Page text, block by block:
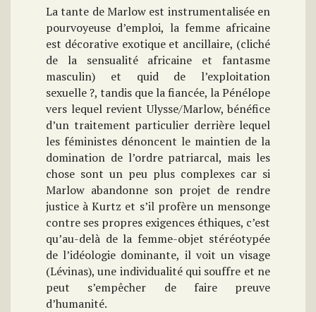
La tante de Marlow est instrumentalisée en
pourvoyeuse d’emploi, la femme africaine
est décorative exotique et ancillaire, (cliché
de la sensualité africaine et fantasme
masculin) et quid de l’exploitation
sexuelle ?, tandis que la fiancée, la Pénélope
vers lequel revient Ulysse/Marlow, bénéfice
d’un traitement particulier derrière lequel
les féministes dénoncent le maintien de la
domination de l’ordre patriarcal, mais les
chose sont un peu plus complexes car si
Marlow abandonne son projet de rendre
justice à Kurtz et s’il profère un mensonge
contre ses propres exigences éthiques, c’est
qu’au-delà de la femme-objet stéréotypée
de l’idéologie dominante, il voit un visage
(Lévinas), une individualité qui souffre et ne
peut s’empêcher de faire preuve
d’humanité.